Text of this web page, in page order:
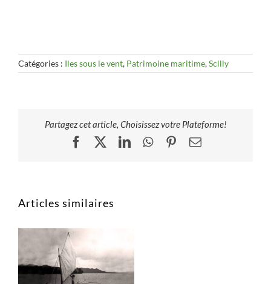
Catégories : Iles sous le vent, Patrimoine maritime,Scilly
Partagez cet article, Choisissez votre Plateforme!
FacebookLinkedInWhatsApp
Pinterest
Email
Articles similaires